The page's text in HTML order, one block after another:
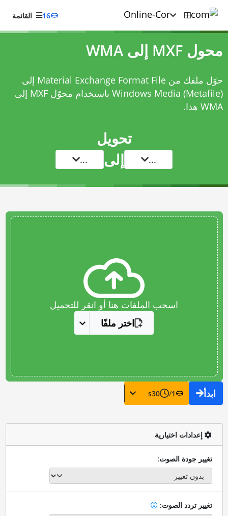
16 القائمة
محول MXF إلى WMA
حوّل ملفك من Material Exchange Format File إلى
Windows Media (Metafile) باستخدام
محوّل MXF إلى
WMAهذا.
تحويل
... إلى ...
اسحب الملفات هنا أو انقر للتحميل
اختر ملفًا
ابدأ 1
/
30
s
إعدادات اختيارية
تغيير جودة الصوت:
تغيير تردد الصوت: